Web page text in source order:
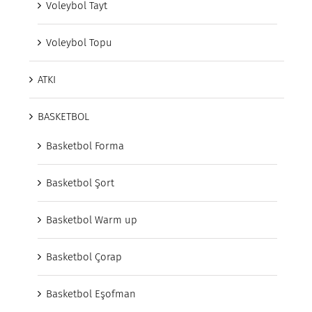
Voleybol Tayt
Voleybol Topu
ATKI
BASKETBOL
Basketbol Forma
Basketbol Şort
Basketbol Warm up
Basketbol Çorap
Basketbol Eşofman